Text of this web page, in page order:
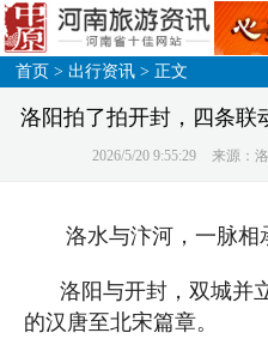
首页 >出行资讯 > 正文
洛阳拍了拍开封，四条联
2026/5/20 9:55:29 来源：
洛水与汴河，一脉相
洛阳与开封，双城并
的汉唐至北宋篇章。